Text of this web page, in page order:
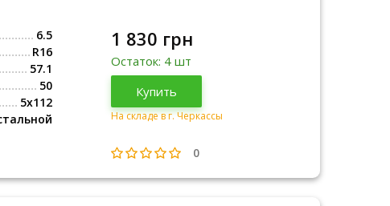
6.5
R16
57.1
50
5x112
1 830 грн
Остаток: 4 шт
Купить
На складе в г. Черкассы
0